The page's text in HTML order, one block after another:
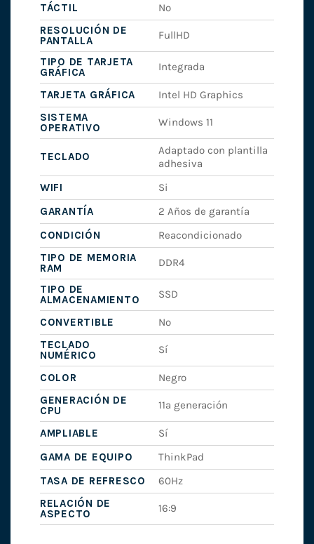
TÁCTIL
No
RESOLUCIÓN DE
PANTALLA
FullHD
TIPO DE TARJETA
GRÁFICA
Integrada
TARJETA GRÁFICA
Intel HD Graphics
SISTEMA
OPERATIVO
Windows 11
TECLADO
Adaptado con plantilla
adhesiva
WIFI
Si
GARANTÍA
2 Años de garantía
CONDICIÓN
Reacondicionado
TIPO DE MEMORIA
RAM
DDR4
TIPO DE
ALMACENAMIENTO
SSD
CONVERTIBLE
No
TECLADO
NUMÉRICO
Sí
COLOR
Negro
GENERACIÓN DE
CPU
11ª generación
AMPLIABLE
Sí
GAMA DE EQUIPO
ThinkPad
TASA DE REFRESCO
60Hz
RELACIÓN DE
ASPECTO
16:9